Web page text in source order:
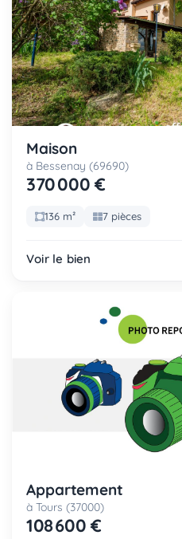
Maison
à Bessenay (69690)
370 000 €
136 m² 7 pièces
Voir le bien
Appartement
à Tours (37000)
108 600 €